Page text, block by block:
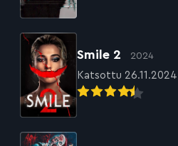
Smile 2 2024
Katsottu 26.11.2024